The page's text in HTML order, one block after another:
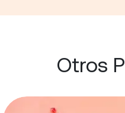
Otros